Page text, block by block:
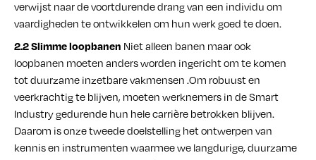
verwijst naar de voortdurende drang van een individu om
vaardigheden te ontwikkelen om hun werk goed te doen.
2.2 Slimme loopbanen Niet alleen banen maar ook
loopbanen moeten anders worden ingericht om te komen
tot duurzame inzetbare vakmensen .Om robuust en
veerkrachtig te blijven, moeten werknemers in de Smart
Industry gedurende hun hele carrière betrokken blijven.
Daarom is onze tweede doelstelling het ontwerpen van
kennis en instrumenten waarmee we langdurige, duurzame